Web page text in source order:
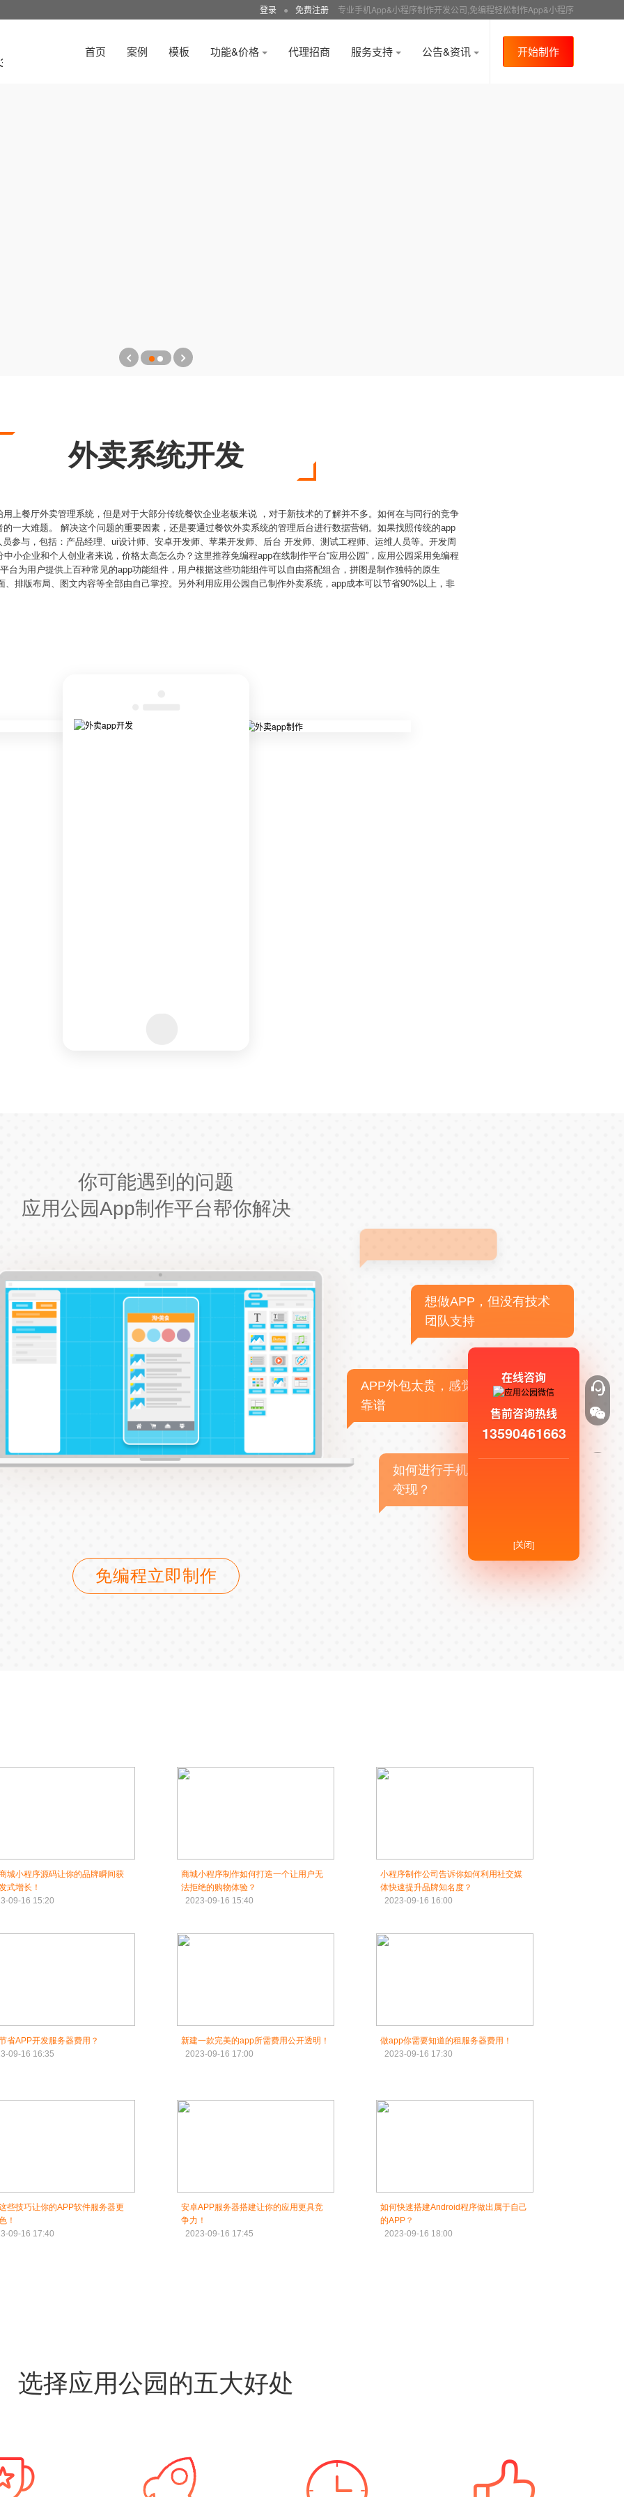
登录 ● 免费注册 专业手机App&小程序制作开发公司,免编程轻松制作App&小程序
首页 案例 模板 功能&价格 代理招商 服务支持 公告&资讯 开始制作
外卖系统开发
上餐厅外卖管理系统，但是对于大部分传统餐饮企业老板来说 ，对于新技术的了解并不多。如何在与同行的竞争
一大难题。 解决这个问题的重要因素，还是要通过餐饮外卖系统的管理后台进行数据营销。如果找照传统的app
参与，包括：产品经理、ui设计师、安卓开发师、苹果开发师、后台 开发师、测试工程师、运维人员等。开发周
小企业和个人创业者来说，价格太高怎么办？这里推荐免编程app在线制作平台“应用公园”，应用公园采用免编程
台为用户提供上百种常见的app功能组件，用户根据这些功能组件可以自由搭配组合，拼图是制作独特的原生
、排版布局、图文内容等全部由自己掌控。另外利用应用公园自己制作外卖系统，app成本可以节省90%以上，非
你可能遇到的问题
应用公园App制作平台帮你解决
想做APP，但没有技术
团队支持
APP外包太贵，感觉不
靠谱
如何进行手机APP商业
变现？
免编程立即制作
城小程序源码让你的品牌瞬间获
式增长！
09-16 15:20
商城小程序制作如何打造一个让用户无
法拒绝的购物体验？
2023-09-16 15:40
小程序制作公司告诉你如何利用社交媒
体快速提升品牌知名度？
2023-09-16 16:00
省APP开发服务器费用？
09-16 16:35
新建一款完美的app所需费用公开透明！
2023-09-16 17:00
做app你需要知道的租服务器费用！
2023-09-16 17:30
些技巧让你的APP软件服务器更
！
09-16 17:40
安卓APP服务器搭建让你的应用更具竞
争力！
2023-09-16 17:45
如何快速搭建Android程序做出属于自己
的APP？
2023-09-16 18:00
选择应用公园的五大好处
在线咨询
售前咨询热线
13590461663
[关闭]